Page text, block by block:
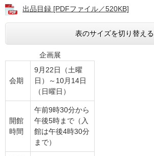
出品目録 [PDFファイル／520KB]
表のサイズを切り替える
企画展
会期
9月22日（土曜
日）～10月14日
（日曜日）
開館
時間
午前9時30分から
午後5時まで（入
館は午後4時30分
まで）